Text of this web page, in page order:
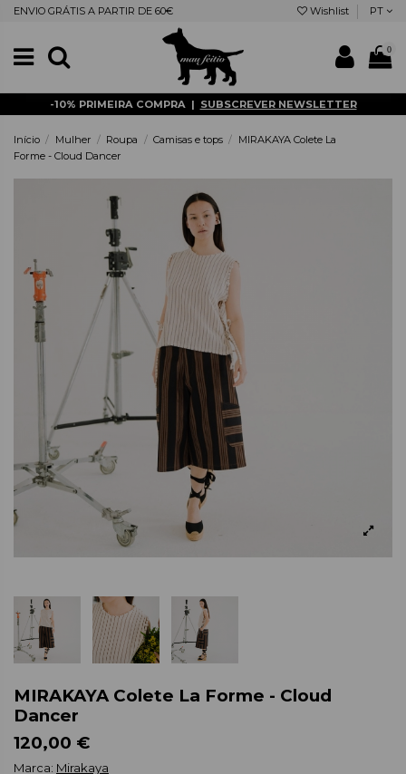
ENVIO GRÁTIS A PARTIR DE 60€ Wishlist PT
0
-10% PRIMEIRA COMPRA | SUBSCREVER NEWSLETTER
Início Mulher Roupa Camisas e tops
MIRAKAYA Colete La
Forme - Cloud Dancer
MIRAKAYA Colete La Forme - Cloud
Dancer
120,00 €
Marca: Mirakaya